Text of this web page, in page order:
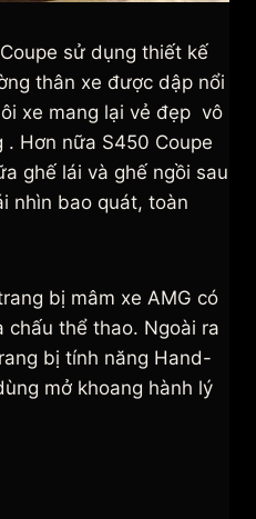
sử dụng thiết kế
thân xe được dập nổi
xe mang lại vẻ đẹp vô
Hơn nữa S450 Coupe
ghế lái và ghế ngồi sau
nhìn bao quát, toàn
bị mâm xe AMG có
chấu thể thao. Ngoài ra
bị tính năng Hand-
mở khoang hành lý